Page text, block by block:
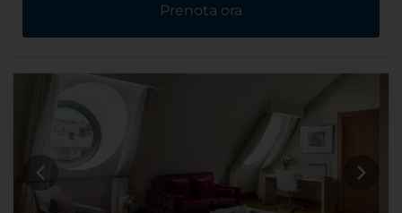
Prenota ora